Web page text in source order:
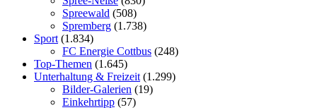
Spreewald (508)
Spremberg (1.738)
Sport (1.834)
FC Energie Cottbus (248)
Top-Themen (1.645)
Unterhaltung & Freizeit (1.299)
Bilder-Galerien (19)
Einkehrtipp (57)